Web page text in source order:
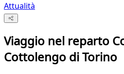
Attualità
Viaggio nel reparto
Cottolengo di Torino